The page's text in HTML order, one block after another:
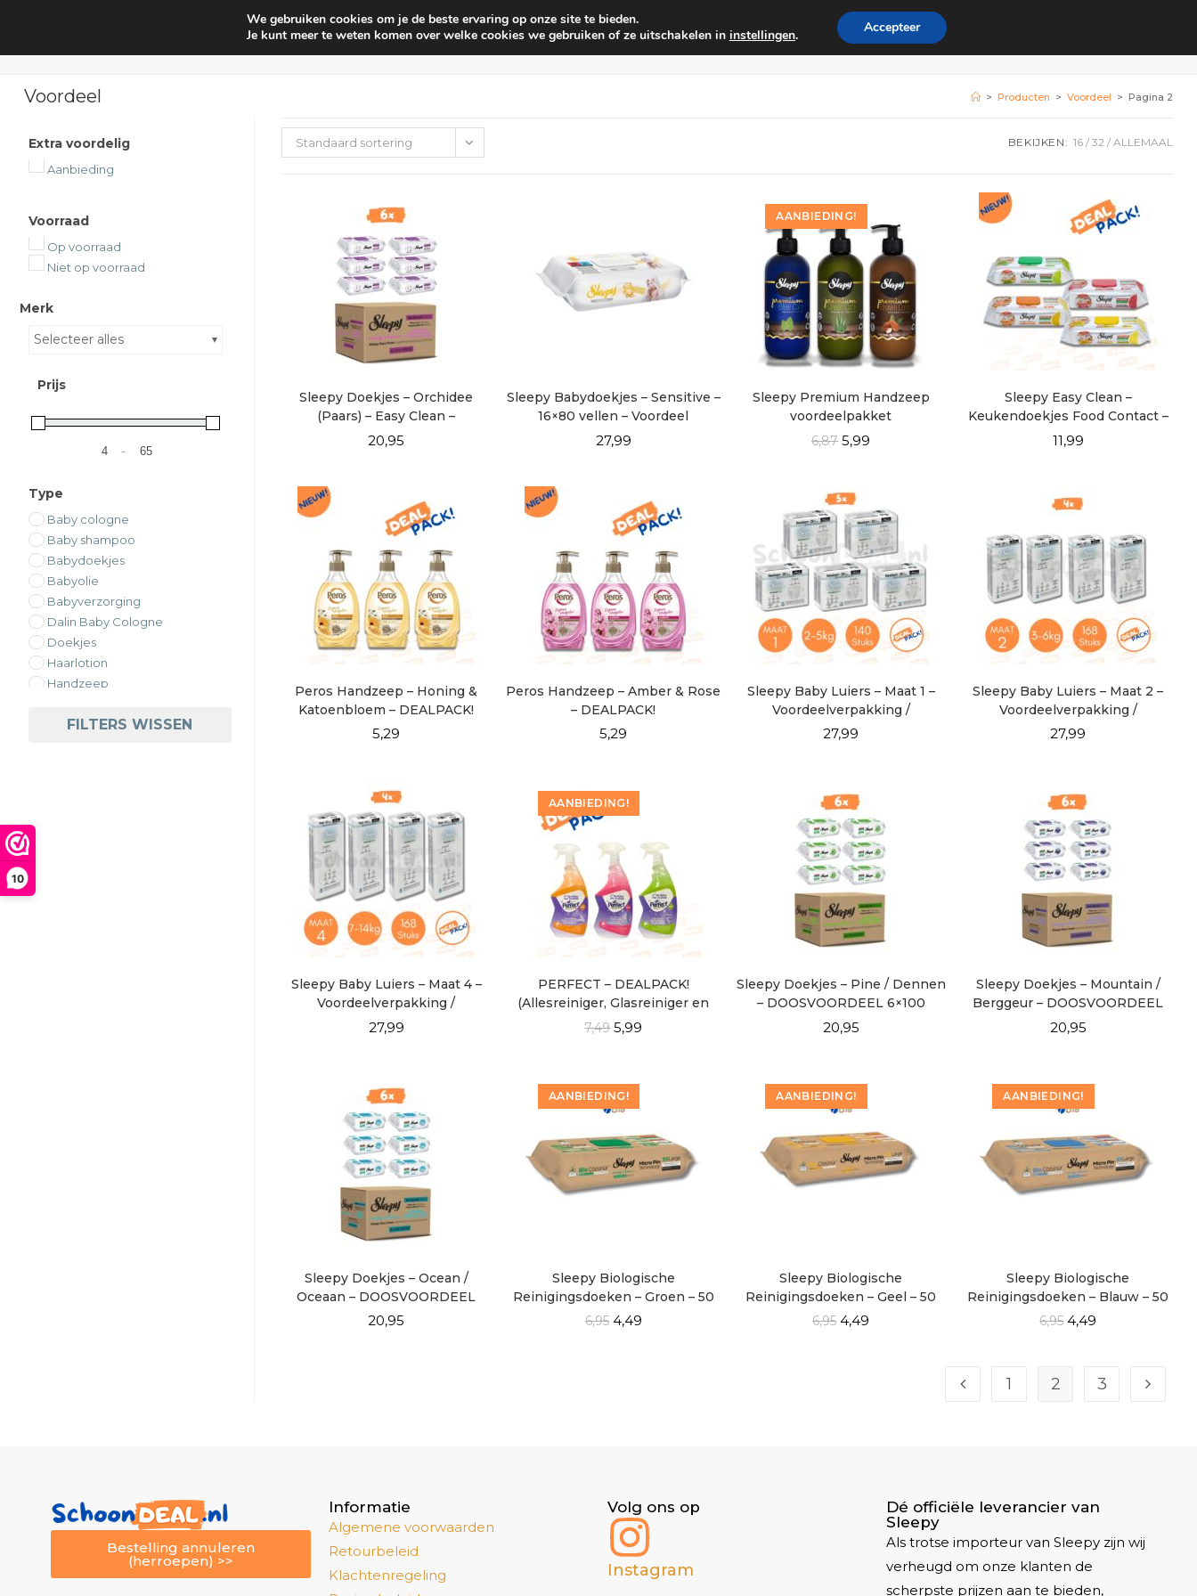
10
Huishouden Interieur parfum Babyverzorging Persoonlijke verzorging Zakelijk 0
Voordeel > Producten > Voordeel > Pagina 2
Standaard sortering BEKIJKEN: 16 32 ALLEMAAL
Sleepy Doekjes – Orchidee
(Paars) – Easy Clean –
DOOSVOORDEEL 6×100
20,95
Sleepy Babydoekjes – Sensitive –
16×80 vellen – Voordeel
Verpakking
27,99
AANBIEDING!
Sleepy Premium Handzeep
voordeelpakket
6,87 5,99
Sleepy Easy Clean –
Keukendoekjes Food Contact –
DEALPACK!
11,99
Peros Handzeep – Honing &
Katoenbloem – DEALPACK!
5,29
Peros Handzeep – Amber & Rose
– DEALPACK!
5,29
Sleepy Baby Luiers – Maat 1 –
Voordeelverpakking /
DEALPACK!
27,99
Sleepy Baby Luiers – Maat 2 –
Voordeelverpakking /
DEALPACK!
27,99
Sleepy Baby Luiers – Maat 4 –
Voordeelverpakking /
DEALPACK!
27,99
AANBIEDING!
PERFECT – DEALPACK!
(Allesreiniger, Glasreiniger en
Badkamerreiniger)
7,49 5,99
Sleepy Doekjes – Pine / Dennen
– DOOSVOORDEEL 6×100
20,95
Sleepy Doekjes – Mountain /
Berggeur – DOOSVOORDEEL
6×100
20,95
Sleepy Doekjes – Ocean /
Oceaan – DOOSVOORDEEL
6×100
20,95
AANBIEDING!
Sleepy Biologische
Reinigingsdoeken – Groen – 50
Vellen
6,95 4,49
AANBIEDING!
Sleepy Biologische
Reinigingsdoeken – Geel – 50
Vellen
6,95 4,49
AANBIEDING!
Sleepy Biologische
Reinigingsdoeken – Blauw – 50
Vellen
6,95 4,49
1 2 3
Extra voordelig
Aanbieding
Voorraad
Op voorraad
Niet op voorraad
Merk
Selecteer alles
Prijs
-
Type
Baby cologne
Baby shampoo
Babydoekjes
Babyolie
Babyverzorging
Dalin Baby Cologne
Doekjes
Haarlotion
Handzeep
LuiersFILTERS WISSEN
Bestelling annuleren
(herroepen) >>
Informatie
Algemene voorwaarden
Retourbeleid
Klachtenregeling
Volg ons op
Instagram
Dé officiële leverancier van
Sleepy
Als trotse importeur van Sleepy zijn wij
verheugd om onze klanten de
scherpste prijzen aan te bieden,
We gebruiken cookies om je de beste ervaring op onze site te bieden.
Je kunt meer te weten komen over welke cookies we gebruiken of ze uitschakelen in instellingen. Accepteer